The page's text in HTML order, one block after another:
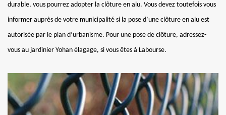
durable, vous pourrez adopter la clôture en alu. Vous devez toutefois vous
informer auprès de votre municipalité si la pose d’une clôture en alu est
autorisée par le plan d’urbanisme. Pour une pose de clôture, adressez-
vous au jardinier Yohan élagage, si vous êtes à Labourse.